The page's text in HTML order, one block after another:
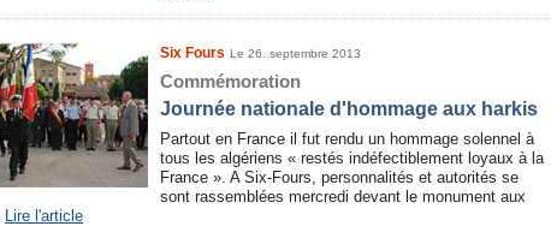
Six Fours Le 26. septembre 2013
Commémoration
Journée nationale d'hommage aux harkis
Partout en France il fut rendu un hommage solennel à
tous les algériens « restés indéfectiblement loyaux à la
France ». A Six-Fours, personnalités et autorités se
sont rassemblées mercredi devant le monument aux
Lire l'article